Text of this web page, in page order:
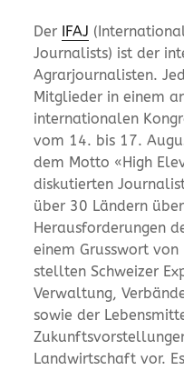
Der IFAJ
Journalists) ist der
Agrarjournalisten.
Mitglieder in einem
internationalen
vom 14. bis 17.
dem Motto «High
diskutierten
über 30 Ländern
Herausforderungen
einem Grusswort
stellten Schweizer
Verwaltung,
sowie der
Landwirtschaft vor.